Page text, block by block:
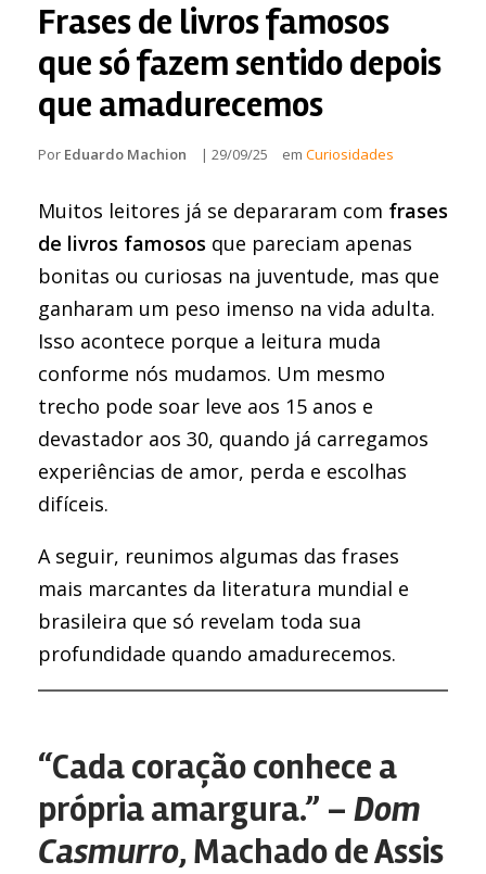
Frases de livros famosos
que só fazem sentido depois
que amadurecemos
Por Eduardo Machion | 29/09/25 em Curiosidades
Muitos leitores já se depararam com frases
de livros famosos que pareciam apenas
bonitas ou curiosas na juventude, mas que
ganharam um peso imenso na vida adulta.
Isso acontece porque a leitura muda
conforme nós mudamos. Um mesmo
trecho pode soar leve aos 15 anos e
devastador aos 30, quando já carregamos
experiências de amor, perda e escolhas
difíceis.
A seguir, reunimos algumas das frases
mais marcantes da literatura mundial e
brasileira que só revelam toda sua
profundidade quando amadurecemos.
“Cada coração conhece a
própria amargura.” – Dom
Casmurro, Machado de Assis